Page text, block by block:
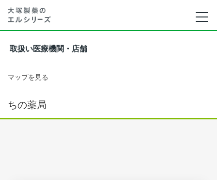
取扱い医療機関・店舗
マップを見る
ちの薬局